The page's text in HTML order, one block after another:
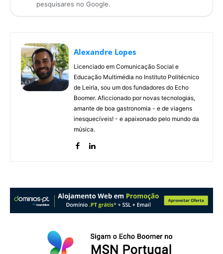
pesquisares no Google.
Alexandre Lopes
Licenciado em Comunicação Social e
Educação Multimédia no Instituto Politécnico
de Leiria, sou um dos fundadores do Echo
Boomer. Aficcionado por novas tecnologias,
amante de boa gastronomia - e de viagens
inesquecíveis! - e apaixonado pelo mundo da
música.